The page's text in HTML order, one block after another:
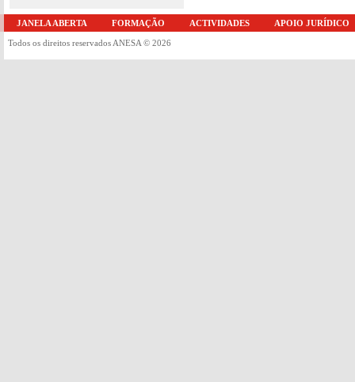
JANELA ABERTA FORMAÇÃO ACTIVIDADES APOIO JURÍDICO
Todos os direitos reservados ANESA © 2026